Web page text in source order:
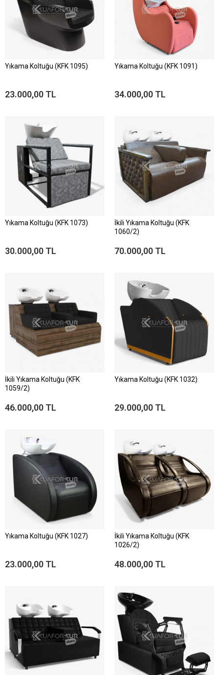
Yıkama Koltuğu (KFK 1095)
23.000,00 TL
Yıkama Koltuğu (KFK 1091)
34.000,00 TL
Yıkama Koltuğu (KFK 1073)
30.000,00 TL
İkili Yıkama Koltuğu (KFK
1060/2)
70.000,00 TL
İkili Yıkama Koltuğu (KFK
1059/2)
46.000,00 TL
Yıkama Koltuğu (KFK 1032)
29.000,00 TL
Yıkama Koltuğu (KFK 1027)
23.000,00 TL
İkili Yıkama Koltuğu (KFK
1026/2)
48.000,00 TL